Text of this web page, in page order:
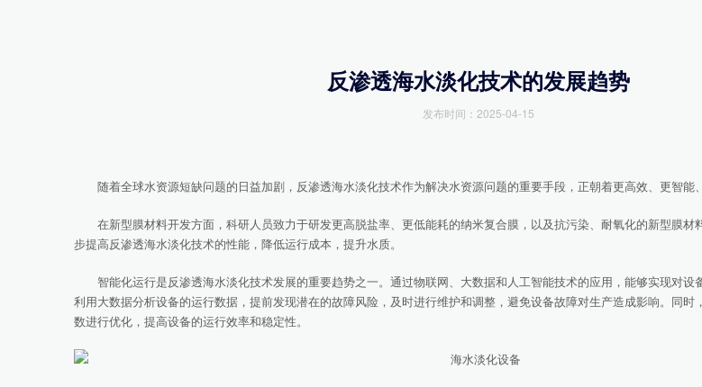
反渗透海水淡化技术的发展趋势
发布时间：2025-04-15
随着全球水资源短缺问题的日益加剧，反渗透海水淡化技术作为解决水资源问题的重要手段，正朝着更高效、更智能
在新型膜材料开发方面，科研人员致力于研发更高脱盐率、更低能耗的纳米复合膜，以及抗污染、耐氧化的新型膜材
步提高反渗透海水淡化技术的性能，降低运行成本，提升水质。
智能化运行是反渗透海水淡化技术发展的重要趋势之一。通过物联网、大数据和人工智能技术的应用，能够实现对设
利用大数据分析设备的运行数据，提前发现潜在的故障风险，及时进行维护和调整，避免设备故障对生产造成影响。同时
数进行优化，提高设备的运行效率和稳定性。